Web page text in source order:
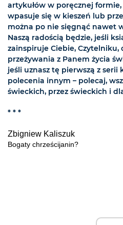
artykułów w poręcznej
wpasuje się w kieszeń lub
można po nie sięgnąć nawet
Naszą radością będzie, jeśli
zainspiruje Ciebie, Czytelniku,
przeżywania z Panem życia
jeśli uznasz tę pierwszą z serii
polecenia innym – polecaj,
świeckich, przez świeckich i
* * *
Zbigniew Kaliszuk
Bogaty chrześcijanin?